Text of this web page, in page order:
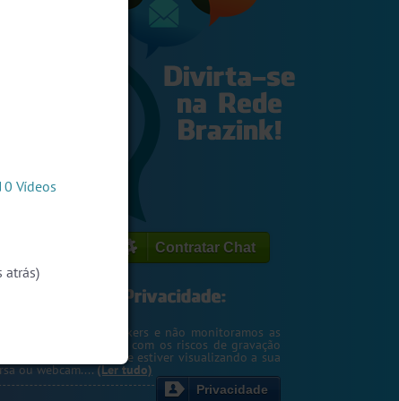
Contratar Chat
o seu IP de hackers e não monitoramos as
Entretanto, cuidado com os riscos de gravação
pela pessoa que estiver visualizando a sua
ou webcam....(Ler tudo)
Privacidade
0 Vídeos
atrás)